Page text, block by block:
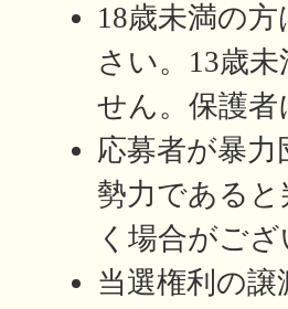
18歳未満の
さい。13歳
せん。保護
応募者が暴
勢力である
く場合がござ
当選権利の